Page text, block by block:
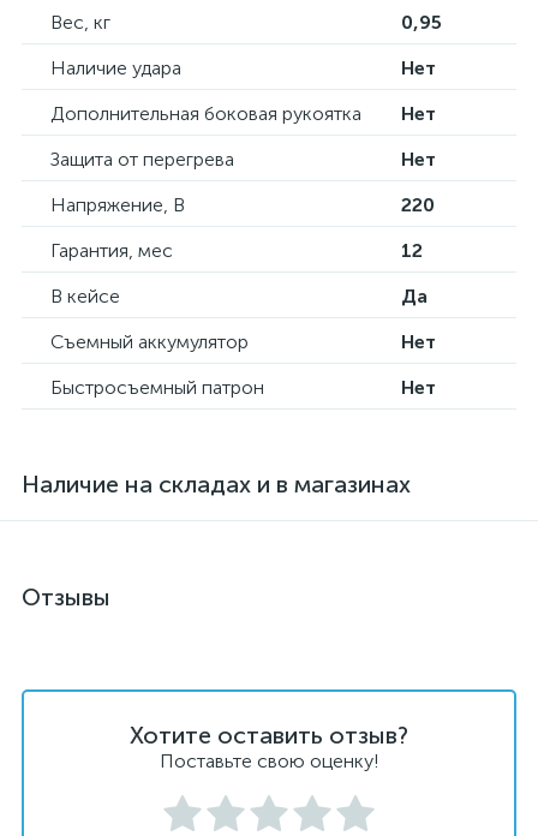
Вес, кг
0,95
Наличие удара
Нет
Дополнительная боковая рукоятка
Нет
Защита от перегрева
Нет
Напряжение, В
220
Гарантия, мес
12
В кейсе
Да
Съемный аккумулятор
Нет
Быстросъемный патрон
Нет
Наличие на складах и в магазинах
Отзывы
Хотите оставить отзыв?
Поставьте свою оценку!